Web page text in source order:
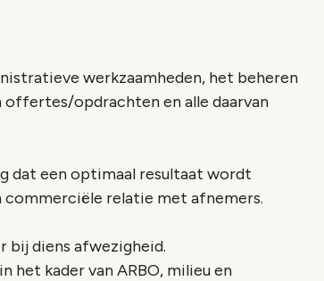
werkzaamheden, het beheren
offertes/opdrachten en alle daarvan
dat een optimaal resultaat wordt
commerciële relatie met afnemers.
bij diens afwezigheid.
het kader van ARBO, milieu en